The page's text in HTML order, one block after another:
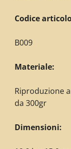
Codice
B009
Materiale:
Riproduzione
da 300gr
Dimensioni: